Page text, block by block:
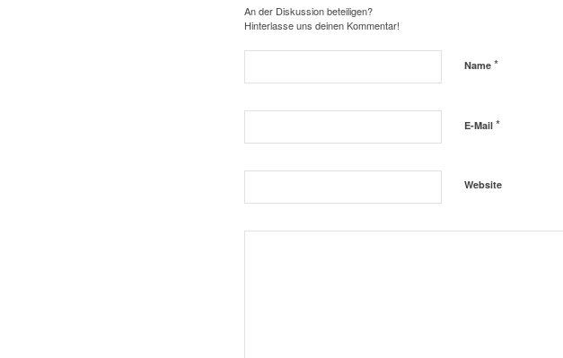
An der Diskussion beteiligen?
Hinterlasse uns deinen Kommentar!
Name *
E-Mail *
Website